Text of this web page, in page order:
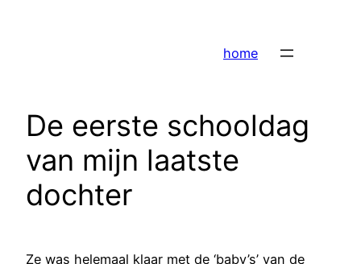
home
De eerste schooldag
van mijn laatste
dochter
Ze was helemaal klaar met de ‘baby’s’ van de